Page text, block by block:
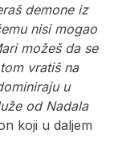
demone iz
nisi mogao
možeš da se
vratiš na
u
od Nadala
koji u daljem